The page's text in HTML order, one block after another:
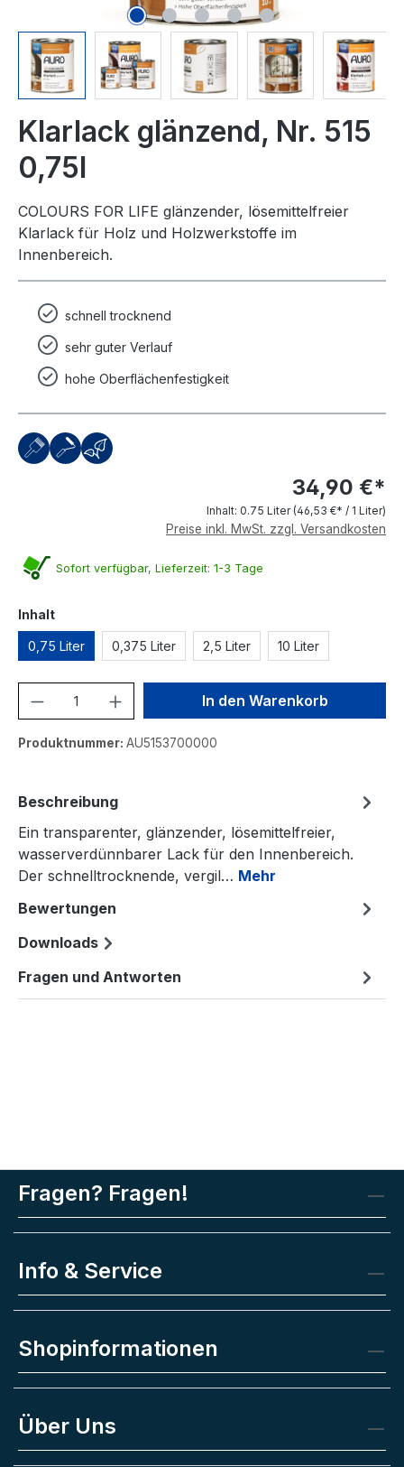
Klarlack glänzend, Nr. 515
0,75l
COLOURS FOR LIFE glänzender, lösemittelfreier
Klarlack für Holz und Holzwerkstoffe im
Innenbereich.
schnell trocknend
sehr guter Verlauf
hohe Oberflächenfestigkeit
34,90 €*
Inhalt: 0.75 Liter (46,53 €* / 1 Liter)
Preise inkl. MwSt. zzgl. Versandkosten
Sofort verfügbar, Lieferzeit: 1-3 Tage
Inhaltauswählen
0,75 Liter 0,375 Liter 2,5 Liter 10 Liter
Produkt Anzahl: Gib denIn den Warenkorb
Produktnummer: AU5153700000
Beschreibung
Ein transparenter, glänzender, lösemittelfreier,
wasserverdünnbarer Lack für den Innenbereich.
Der schnelltrocknende, vergil… Mehr
Bewertungen
Downloads
Fragen und Antworten
Fragen? Fragen!
Info & Service
Shopinformationen
Über Uns